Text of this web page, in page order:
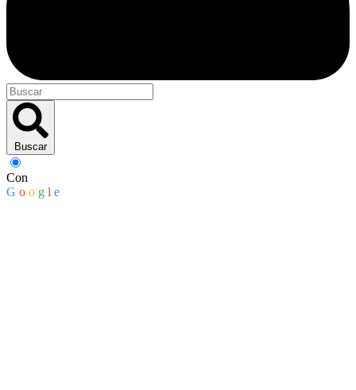
Buscar
Con
G o o g l e